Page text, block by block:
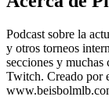
Podcast sobre la
y otros torneos
secciones y
Twitch. Creado por